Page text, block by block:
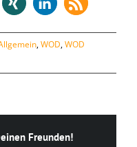
,WOD,WOD
Freunden!